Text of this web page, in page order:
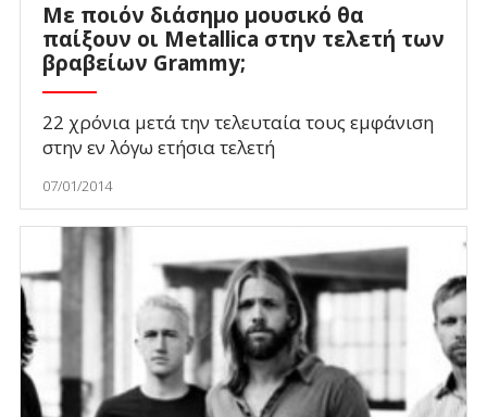
Με ποιόν διάσημο μουσικό θα
παίξουν οι Metallica στην τελετή των
βραβείων Grammy;
22 χρόνια μετά την τελευταία τους εμφάνιση
στην εν λόγω ετήσια τελετή
07/01/2014